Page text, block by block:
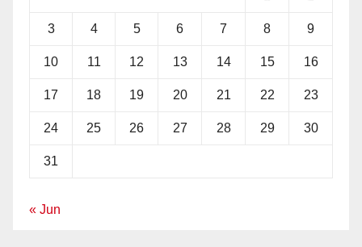
3 4 5 6 7 8 9
10 11 12 13 14 15 16
17 18 19 20 21 22 23
24 25 26 27 28 29 30
31
« Jun